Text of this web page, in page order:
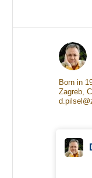
Born in
Zagreb,